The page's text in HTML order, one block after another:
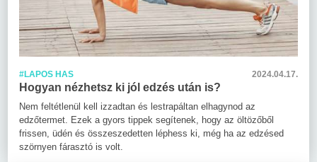
#LAPOS HAS 2024.04.17.
Hogyan nézhetsz ki jól edzés után is?
Nem feltétlenül kell izzadtan és lestrapáltan elhagynod az
edzőtermet. Ezek a gyors tippek segítenek, hogy az öltözőből
frissen, üdén és összeszedetten léphess ki, még ha az edzésed
szörnyen fárasztó is volt.